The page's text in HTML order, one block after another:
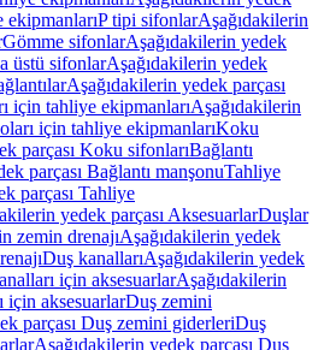
ekipmanlarıP tipi sifonlarAşağıdakilerin
Gömme sifonlarAşağıdakilerin yedek
üstü sifonlarAşağıdakilerin yedek
Aşağıdakilerin yedek parçası
için tahliye ekipmanlarıAşağıdakilerin
için tahliye ekipmanlarıKoku
parçası Koku sifonlarıBağlantı
parçası Bağlantı manşonuTahliye
parçası Tahliye
yedek parçası AksesuarlarDuşlar
zemin drenajıAşağıdakilerin yedek
Duş kanallarıAşağıdakilerin yedek
için aksesuarlarAşağıdakilerin
için aksesuarlarDuş zemini
parçası Duş zemini giderleriDuş
Aşağıdakilerin yedek parçası Duş